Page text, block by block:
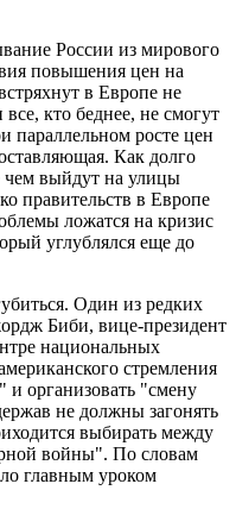
России из мирового
повышения цен на
в Европе не
кто беднее, не смогут
параллельном росте цен
Как долго
чем выйдут на улицы
правительств в Европе
ложатся на кризис
углублялся еще до
Один из редких
Биби, вице-президент
национальных
стремления
организовать "смену
не должны загонять
выбирать между
войны". По словам
главным уроком